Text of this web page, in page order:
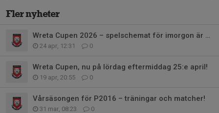
Fler nyheter
Wreta Cupen 2026 – spelschemat för imorgon är klart
24 apr, 12:31 0
Wreta Cupen, nu på lördag eftermiddag 25:e april!
19 apr, 20:55 0
Vårsäsongen för P2016 – träningar och matcher!
31 mar, 08:23 0